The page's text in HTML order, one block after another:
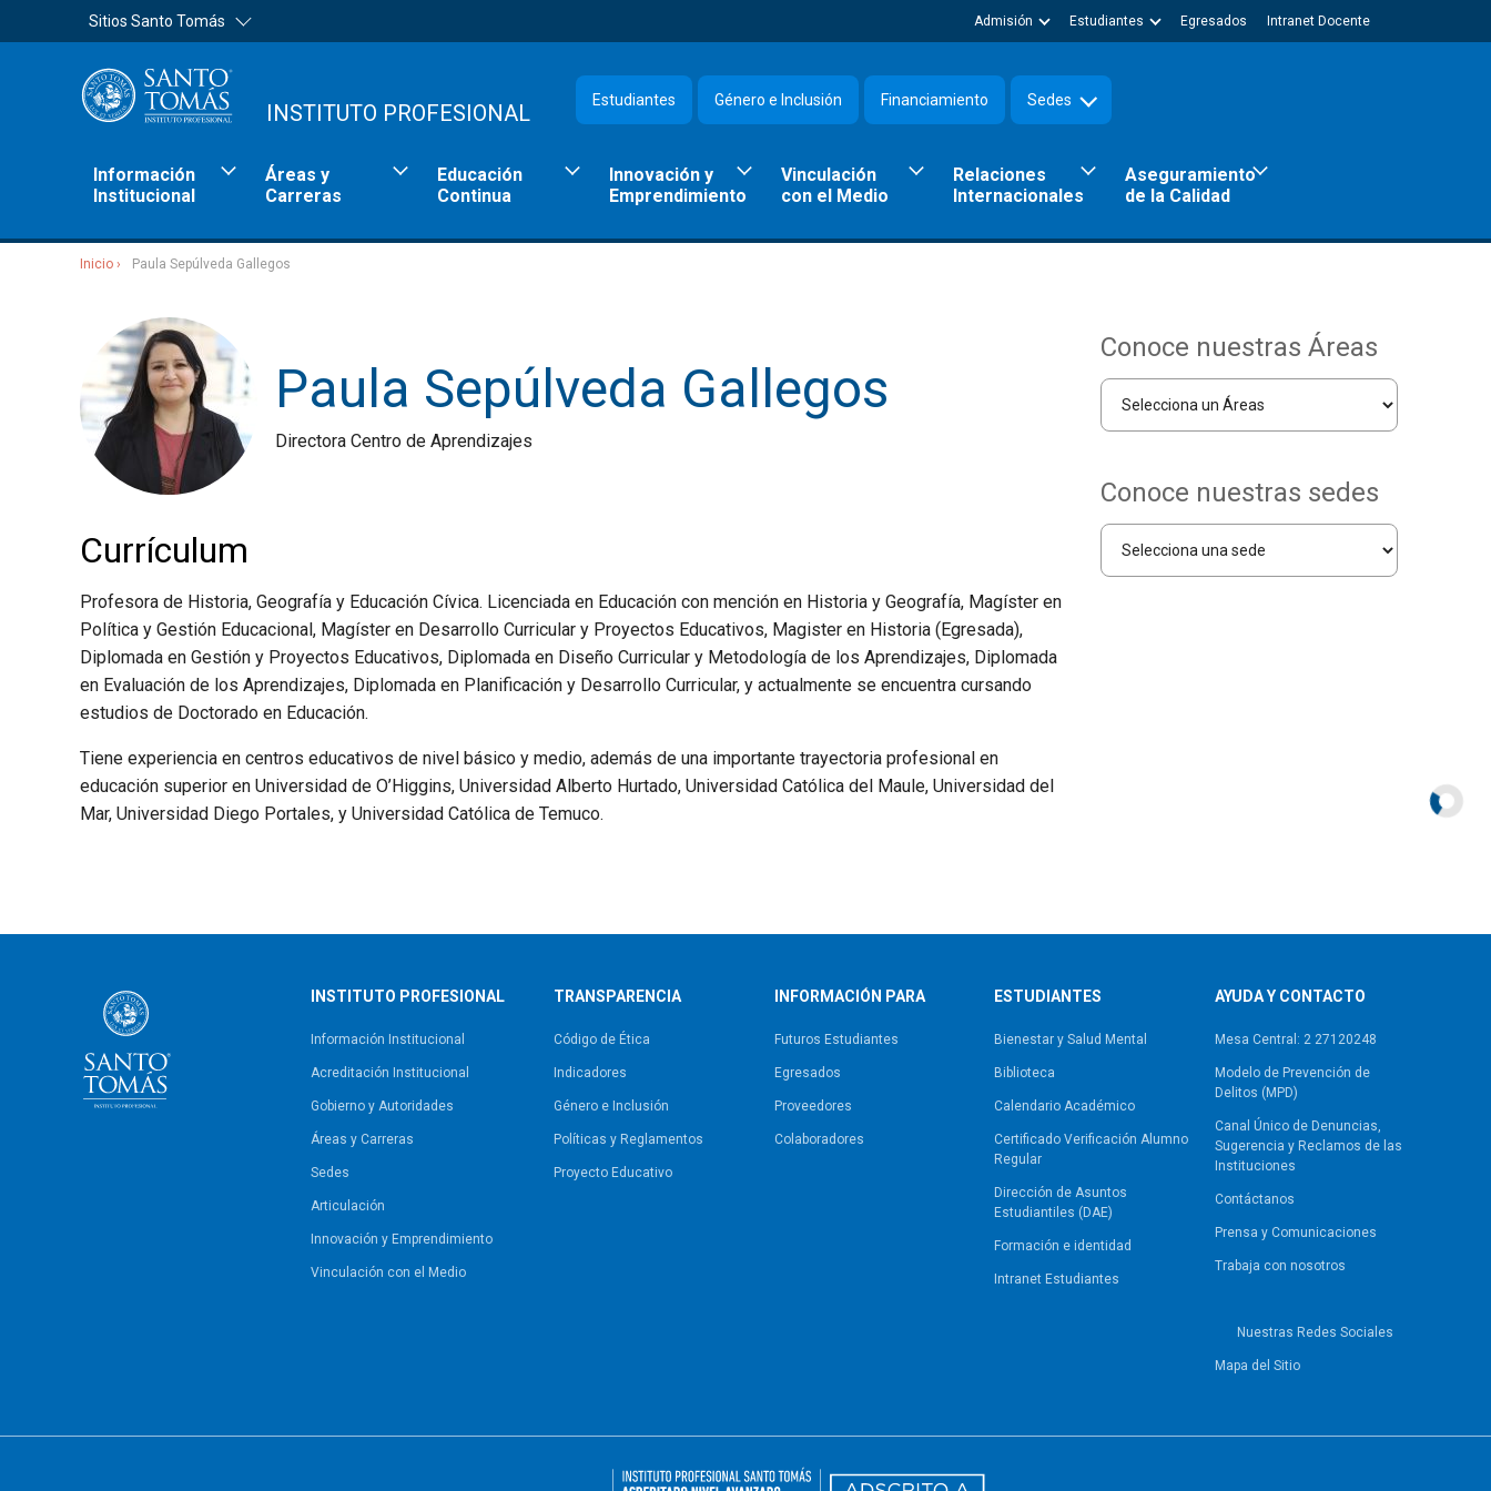
Sitios Santo Tomás Intranet Docente
Egresados
Estudiantes
Admisión
Estudiantes Género e Inclusión Financiamiento Sedes
INSTITUTO PROFESIONAL
Información
Institucional
Áreas y
Carreras
Educación
Continua
Innovación y
Emprendimiento
Vinculación
con el Medio
Relaciones
Internacionales
Aseguramiento
de la Calidad
Inicio Paula Sepúlveda Gallegos
Paula Sepúlveda Gallegos
Directora Centro de Aprendizajes
Currículum
Profesora de Historia, Geografía y Educación Cívica. Licenciada en Educación con mención en Historia y Geografía, Magíster en
Política y Gestión Educacional, Magíster en Desarrollo Curricular y Proyectos Educativos, Magister en Historia (Egresada),
Diplomada en Gestión y Proyectos Educativos, Diplomada en Diseño Curricular y Metodología de los Aprendizajes, Diplomada
en Evaluación de los Aprendizajes, Diplomada en Planificación y Desarrollo Curricular, y actualmente se encuentra cursando
estudios de Doctorado en Educación.
Tiene experiencia en centros educativos de nivel básico y medio, además de una importante trayectoria profesional en
educación superior en Universidad de O’Higgins, Universidad Alberto Hurtado, Universidad Católica del Maule, Universidad del
Mar, Universidad Diego Portales, y Universidad Católica de Temuco.
Conoce nuestras Áreas
Conoce nuestras sedes
INSTITUTO PROFESIONAL
Información Institucional
Acreditación Institucional
Gobierno y Autoridades​
Áreas y Carreras
Sedes
Articulación
Innovación y Emprendimiento
Vinculación con el Medio
TRANSPARENCIA
Código de Ética
Indicadores
Género e Inclusión
Políticas y Reglamentos​
Proyecto Educativo
INFORMACIÓN PARA
Futuros Estudiantes
Egresados
Proveedores
Colaboradores
ESTUDIANTES
Bienestar y Salud Mental
Biblioteca
Calendario Académico
Certificado Verificación Alumno
Regular
Dirección de Asuntos
Estudiantiles (DAE)
Formación e identidad
Intranet Estudiantes
AYUDA Y CONTACTO
Mesa Central: 2 27120248
Modelo de Prevención de
Delitos (MPD)
Canal Único de Denuncias,
Sugerencia y Reclamos de las
Instituciones
Contáctanos
Prensa y Comunicaciones
Trabaja con nosotros
Nuestras Redes Sociales
Mapa del Sitio